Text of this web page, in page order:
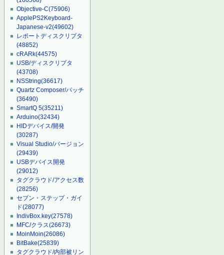
Objective-C(75906)
ApplePS2Keyboard-
Japanese-v2(49602)
レポートディスクリプタ
(48852)
cRARk(44575)
USB/ディスクリプタ
(43708)
NSString(36617)
Quartz Composer/パッチ
(36490)
SmartQ 5(35211)
Arduino(32434)
HIDデバイス/開発
(30287)
Visual Studio/バージョン
(29439)
USBデバイス開発
(29012)
タグクラウド/アクセス数
(28256)
セブン・ステップ・ガイ
ド(28077)
IndivBox.key(27578)
MFC/クラス(26673)
MoinMoin(26086)
BitBake(25839)
タグクラウド/内部被リン